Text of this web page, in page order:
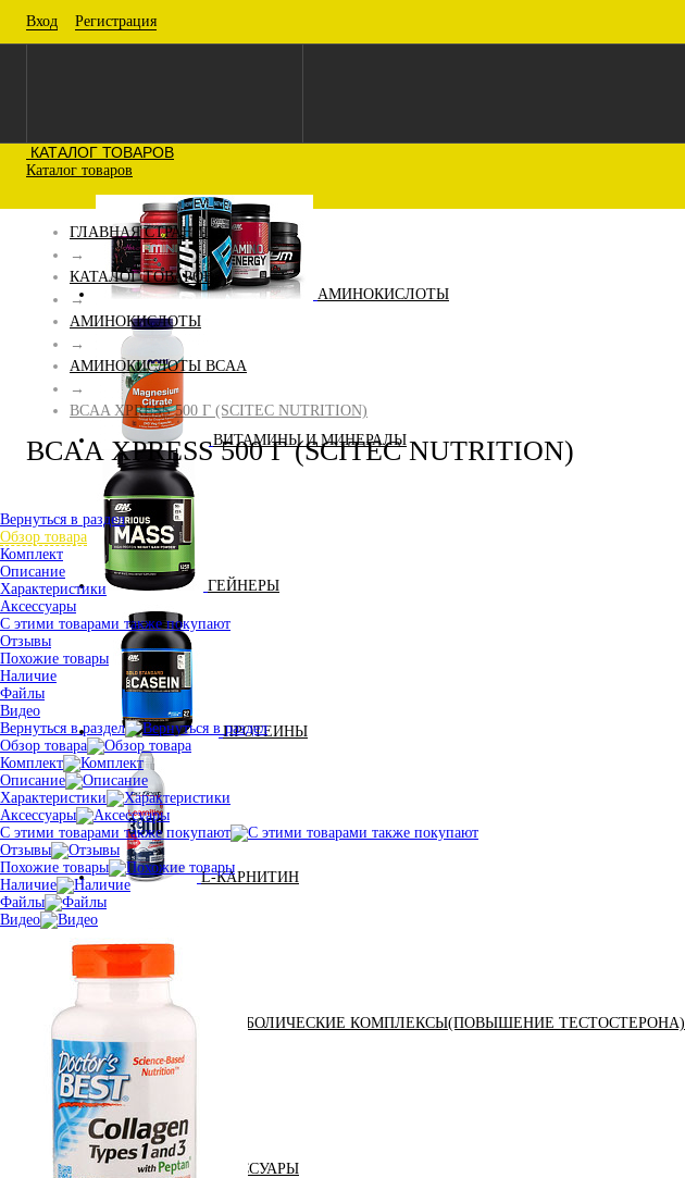
Вход Регистрация
КАТАЛОГ ТОВАРОВ
Каталог товаров
АМИНОКИСЛОТЫ
ВИТАМИНЫ И МИНЕРАЛЫ
ГЕЙНЕРЫ
ПРОТЕИНЫ
L-КАРНИТИН
АНАБОЛИЧЕСКИЕ КОМПЛЕКСЫ(ПОВЫШЕНИЕ ТЕСТОСТЕРОНА)
АКСЕССУАРЫ
ГЛАВНАЯ СТРАНИЦА
→
КАТАЛОГ ТОВАРОВ
→
АМИНОКИСЛОТЫ
→
АМИНОКИСЛОТЫ BCAA
→
BCAA XPRESS 500 Г (SCITEC NUTRITION)
BCAA XPRESS 500 Г (SCITEC NUTRITION)
Вернуться в раздел
Обзор товара
Комплект
Описание
Характеристики
Аксессуары
С этими товарами также покупают
Отзывы
Похожие товары
Наличие
Файлы
Видео
Вернуться в раздел
Обзор товара
Комплект
Описание
Характеристики
Аксессуары
С этими товарами также покупают
Отзывы
Похожие товары
Наличие
Файлы
Видео